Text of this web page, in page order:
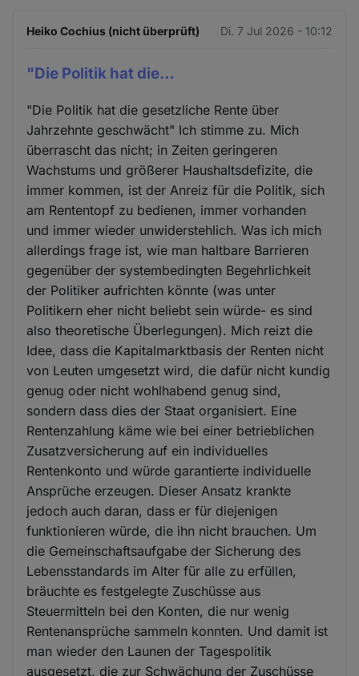
Heiko Cochius (nicht überprüft) Di. 7 Jul 2026 - 10:12
"Die Politik hat die…
"Die Politik hat die gesetzliche Rente über
Jahrzehnte geschwächt" Ich stimme zu. Mich
überrascht das nicht; in Zeiten geringeren
Wachstums und größerer Haushaltsdefizite, die
immer kommen, ist der Anreiz für die Politik, sich
am Rententopf zu bedienen, immer vorhanden
und immer wieder unwiderstehlich. Was ich mich
allerdings frage ist, wie man haltbare Barrieren
gegenüber der systembedingten Begehrlichkeit
der Politiker aufrichten könnte (was unter
Politikern eher nicht beliebt sein würde- es sind
also theoretische Überlegungen). Mich reizt die
Idee, dass die Kapitalmarktbasis der Renten nicht
von Leuten umgesetzt wird, die dafür nicht kundig
genug oder nicht wohlhabend genug sind,
sondern dass dies der Staat organisiert. Eine
Rentenzahlung käme wie bei einer betrieblichen
Zusatzversicherung auf ein individuelles
Rentenkonto und würde garantierte individuelle
Ansprüche erzeugen. Dieser Ansatz krankte
jedoch auch daran, dass er für diejenigen
funktionieren würde, die ihn nicht brauchen. Um
die Gemeinschaftsaufgabe der Sicherung des
Lebensstandards im Alter für alle zu erfüllen,
bräuchte es festgelegte Zuschüsse aus
Steuermitteln bei den Konten, die nur wenig
Rentenansprüche sammeln konnten. Und damit ist
man wieder den Launen der Tagespolitik
ausgesetzt, die zur Schwächung der Zuschüsse